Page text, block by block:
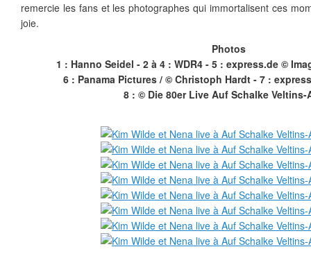
remercie les fans et les photographes qui immortalisent ces
joie.
Photos
1 : Hanno Seidel - 2 à 4 : WDR4 - 5 : express.de ©
6 : Panama Pictures / © Christoph Hardt - 7 :
8 : © Die 80er Live Auf Schalke Veltins-